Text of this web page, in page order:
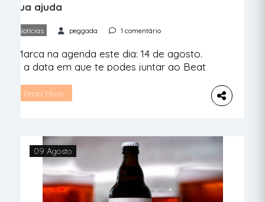
tua ajuda
Notícias peggada 1 comentário
Marca na agenda este dia: 14 de agosto.
É a data em que te podes juntar ao Beat
mostrar ao país que há muitas beatas
Read More
09 Agosto